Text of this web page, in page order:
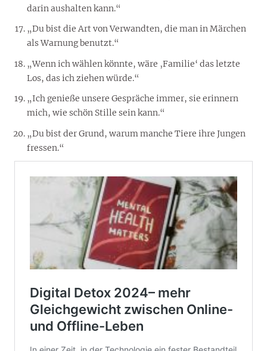
darin aushalten kann.“
„Du bist die Art von Verwandten, die man in Märchen
als Warnung benutzt.“
„Wenn ich wählen könnte, wäre ‚Familie‘ das letzte
Los, das ich ziehen würde.“
„Ich genieße unsere Gespräche immer, sie erinnern
mich, wie schön Stille sein kann.“
„Du bist der Grund, warum manche Tiere ihre Jungen
fressen.“